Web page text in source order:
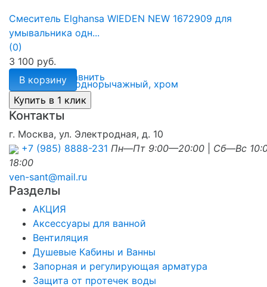
избранное сравнить
Смеситель Elghansa WIEDEN NEW 1672909 для
умывальника одн...
(0)
3 100 руб.
В корзину
Контакты
г. Москва, ул. Электродная, д. 10
+7 (985) 8888-231 Пн—Пт 9:00—20:00
Сб—Вс
18:00
ven-sant@mail.ru
Разделы
АКЦИЯ
Аксессуары для ванной
Вентиляция
Душевые Кабины и Ванны
Запорная и регулирующая арматура
Защита от протечек воды